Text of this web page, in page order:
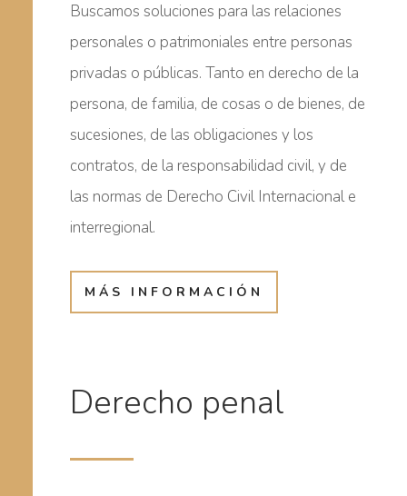
Buscamos soluciones para las relaciones
personales o patrimoniales entre personas
privadas o públicas. Tanto en derecho de la
persona, de familia, de cosas o de bienes, de
sucesiones, de las obligaciones y los
contratos, de la responsabilidad civil, y de
las normas de Derecho Civil Internacional e
interregional.
MÁS INFORMACIÓN
Derecho penal